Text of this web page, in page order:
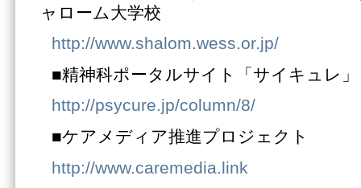
ャローム大学校
http://www.shalom.wess.or.jp/
■精神科ポータルサイト「サイキュレ
http://psycure.jp/column/8/
■ケアメディア推進プロジェクト
http://www.caremedia.link